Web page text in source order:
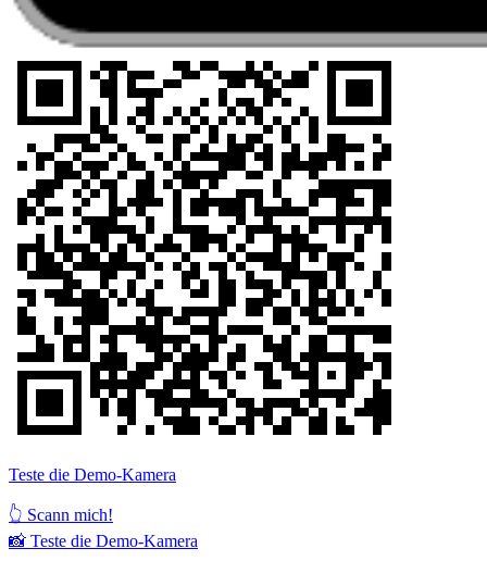
Teste die Demo-Kamera
👆 Scann mich!
📸 Teste die Demo-Kamera